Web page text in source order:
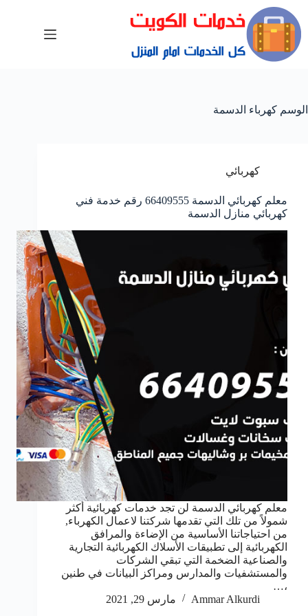
الوسم كهرباء الدسمة
كهربائي
معلم كهربائي الدسمة 66409555 رقم خدمة فني
كهربائي منازل الدسمة
معلم كهربائي الدسمة لن تجد خدمات كهربائية أكثر
شمولاً من تلك التي تقدمها شركتنا لاعمال الكهرباء,
من احتياجاتنا الأساسية من الإضاءة والمرافق
الكهربائية إلى تطبيقات الأسلاك الكهربائية التجارية
والصناعية الضخمة التي تبقي الشركات
والمستشفيات والمدارس ومراكز البيانات في طنين
،…
Ammar Alkurdi
مارس 29, 2021